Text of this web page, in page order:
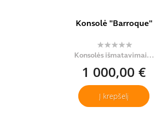
Konsolė "Barroque"
Konsolės išmatavimai...
1 000,00 €
Į krepšelį